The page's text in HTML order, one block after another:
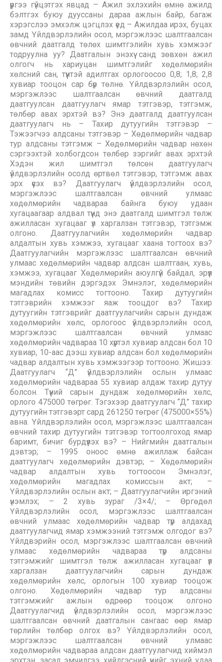
үүргээ гүйцэтгэх явцад – Ажил эхлэхийн өмнө ажилд
бэлтгэх буюу дууссаны дараа ажлын байр, багаж
хэрэгслээ эмхэлж цэгцлэх үед – Ажилдаа ирэх, буцах
замд Үйлдвэрлэлийн осол, мэргэжлээс шалтгаалсан
өвчний даатгалд төлөх шимтгэлийн хувь хэмжээг
тодруулна уу? Даатгалын энэхүү санд зөвхөн ажил
олгогч нь хариуцан шимтгэлийг хөдөлмөрийн
хөлсний сан, түүнтэй адилтгах орлогоосоо 0,8; 1,8; 2,8
хувиар тооцон сар бүр төлнө. Үйлдвэрлэлийн осол,
мэргэжлээс шалтгаалсан өвчний даатгалд
даатгуулсан даатгуулагч ямар тэтгэвэр, тэтгэмж,
төлбөр авах эрхтэй вэ? Энэ даатгалд даатгуулсан
даатгуулагч нь – Тахир дутуугийн тэтгэвэр –
Тэжээгчээ алдсаны тэтгэвэр – Хөдөлмөрийн чадвар
тур алдсаны тэтгэмж – Хөдөлмөрийн чадвар нөхөн
сэргээхтэй холбогдсон төлбөр зэргийг авах эрхтэй
Хэдэн жил шимтгэл төлсөн даатгуулагч
үйлдвэрлэлийн осолд өртвөл тэтгэвэр, тэтгэмж авах
эрх үүсэх вэ? Даатгуулагч үйлдвэрлэлийн осол,
мэргэжлээс шалтгаалсан өвчний улмаас
хөдөлмөрийн чадвараа байнга буюу удаан
хугацаагаар алдвал түүнд энэ даатгалд шимтгэл төлж
ажилласан хугацааг үл харгалзан тэтгэвэр, тэтгэмж
олгоно. Даатгуулагчийн хөдөлмөрийн чадвар
алдалтын хувь хэмжээ, хугацааг хаана тогтоох вэ?
Даатгуулагчийн мэргэжлээс шалтгаалсан өвчний
улмаас хөдөлмөрийн чадвар алдсан шалтгаан, хувь,
хэмжээ, хугацааг Хөдөлмөрийн аюулгүй байдал, эрүүл
мэндийн төвийн дэргэдэх Эмнэлэг, хөдөлмөрийн
магадлах комисс тогтооно. Тахир дутуугийн
тэтгэврийн хэмжээг яаж тооцдог вэ? Тахир
дутуугийн тэтгэврийг даатгуулагчийн сарын дундаж
хөдөлмөрийн хөлс, орлогоос үйлдвэрлэлийн осол,
мэргэжлээс шалтгаалсан өвчний улмаас
хөдөлмөрийн чадвараа 10 хүртэл хувиар алдсан бол 10
хувиар, 10-аас дээш хувиар алдсан бол хөдөлмөрийн
чадвар алдалтын хувь хэмжээгээр тогтооно. Жишээ:
Даатгуулагч “Д” үйлдвэрлэлийн ослын улмаас
хөдөлмөрийн чадвараа 55 хувиар алдаж тахир дутуу
болсон. Түүний сарын дундаж хөдөлмөрийн хөлс,
орлого 475000 төгрөг. Тэгэхээр даатгуулагч “Д” тахир
дутуугийн тэтгэвэрт сард 261250 төгрөг (475000×55%)
авна. Үйлдвэрлэлийн осол, мэргэжлээс шалтгаалсан
өвчний тахир дутуугийн тэтгэвэр тогтоолгоход ямар
баримт, бичиг бурдүүлэх вэ? – Нийгмийн даатгалын
дэвтэр; – 1995 оноос өмнө ажиллаж байсан
даатгуулагч хөдөлмөрийн дэвтэр; – Хөдөлмөрийн
чадвар алдалтын хувь тогтоосон Эмнэлэг,
хөдөлмөрийн магадлах комиссын акт; –
Үйлдвэрлэлийн ослын акт; – Даатгуулагчийн иргэний
үнэмлэх; – 2 хувь зураг /3×4/; – Өргөдөл
Үйлдвэрлэлийн осол, мэргэжлээс шалтгаалсан
өвчний улмаас хөдөлмөрийн чадвар түр алдахад
даатгуулагчид ямар хэмжээний тэтгэмж олгодог вэ?
Үйлдвэрийн осол, мэргэжлээс шалтгаалсан өвчний
улмаас хөдөлмөрийн чадвараа түр алдсаны
тэтгэмжийг шимтгэл төлж ажилласан хугацааг үл
харгалзан даатгуулагчийн сарын дундаж
хөдөлмөрийн хөлс, орлогын 100 хувиар тооцож
олгоно. Хөдөлмөрийн чадвар тур алдсаны
тэтгэмжийг ажлын өдрөөр тооцож олгоно
Даатгуулагчид үйлдвэрлэлийн осол, мэргэжлээс
шалтгаалсан өвчний даатгалын сангаас өөр ямар
төрлийн төлбөр олгох вэ? Үйлдвэрлэлийн осол,
мэргэжлээс шалтгаалсан өвчний улмаас
хөдөлмөрийн чадвараа алдсан даатгуулагчид хиймэл